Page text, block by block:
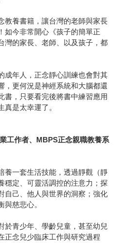
教養書籍，讓台灣的老師與家長
如今非常開心《孩子的簡單正
灣的家長、老師、以及孩子，都
成年人，正念靜心訓練也會對其
，更何況是神經系統和大腦都還
書，只要看完後將書中練習應用
是太幸運了。
工作者、MBPS正念親職教養系
養一套生活技能，透過靜觀（靜
穩定、可靈活調控的注意力；探
自己、他人與世界的洞察；強化
慈悲心。
於青少年、學齡兒童，甚至幼兒
正念兒少臨床工作與研究過程